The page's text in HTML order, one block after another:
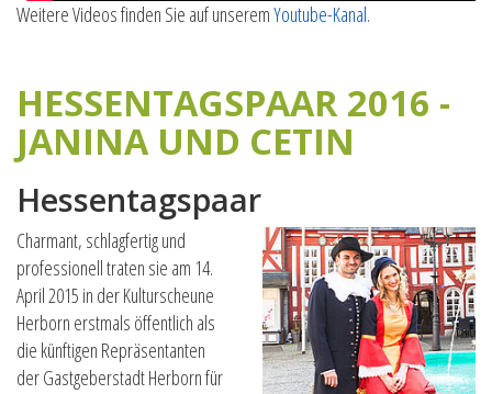
Weitere Videos finden Sie auf unseremYoutube-Kanal.
HESSENTAGSPAAR 2016 -
JANINA UND CETIN
Hessentagspaar
Charmant, schlagfertig und
professionell traten sie am 14.
April 2015 in der Kulturscheune
Herborn erstmals öffentlich als
die künftigen Repräsentanten
der Gastgeberstadt Herborn für